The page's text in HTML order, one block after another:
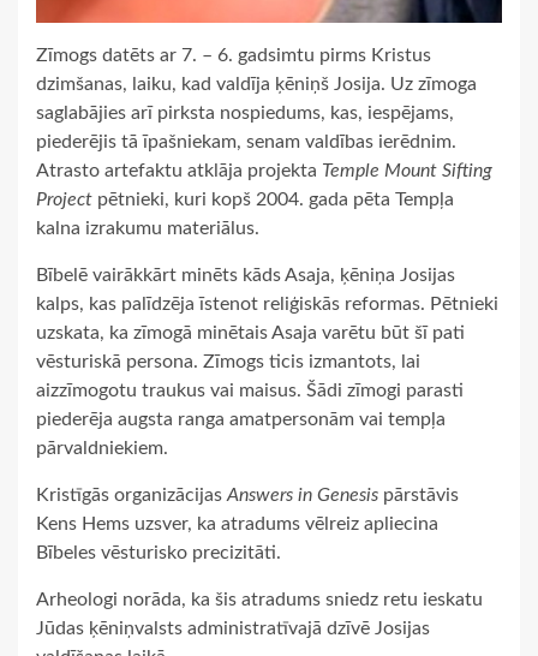
Zīmogs datēts ar 7. – 6. gadsimtu pirms Kristus
dzimšanas, laiku, kad valdīja ķēniņš Josija. Uz zīmoga
saglabājies arī pirksta nospiedums, kas, iespējams,
piederējis tā īpašniekam, senam valdības ierēdnim.
Atrasto artefaktu atklāja projekta Temple Mount Sifting
Project pētnieki, kuri kopš 2004. gada pēta Tempļa
kalna izrakumu materiālus.
Bībelē vairākkārt minēts kāds Asaja, ķēniņa Josijas
kalps, kas palīdzēja īstenot reliģiskās reformas. Pētnieki
uzskata, ka zīmogā minētais Asaja varētu būt šī pati
vēsturiskā persona. Zīmogs ticis izmantots, lai
aizzīmogotu traukus vai maisus. Šādi zīmogi parasti
piederēja augsta ranga amatpersonām vai tempļa
pārvaldniekiem.
Kristīgās organizācijas Answers in Genesis pārstāvis
Kens Hems uzsver, ka atradums vēlreiz apliecina
Bībeles vēsturisko precizitāti.
Arheologi norāda, ka šis atradums sniedz retu ieskatu
Jūdas ķēniņvalsts administratīvajā dzīvē Josijas